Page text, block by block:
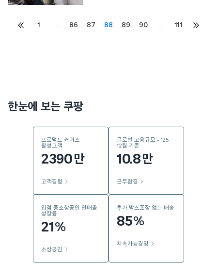
Posts
이전
1 … 86 87 88 89 90 … 111
다음
한눈에 보는 쿠팡
프로덕트 커머스
활성고객
2390만
고객경험
글로벌 고용규모 - '25
12월 기준
10.8만
근무환경
입점 중소상공인 연매출
성장률
21 %
소상공인
추가 박스포장 없는 배송
85%
지속가능경영